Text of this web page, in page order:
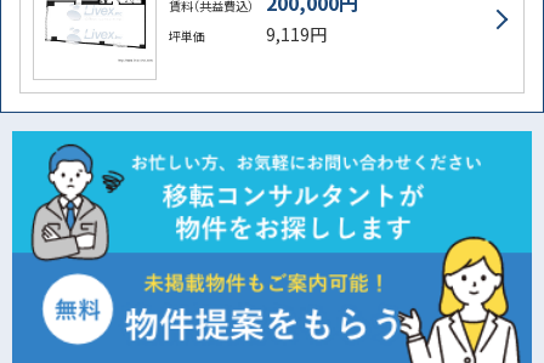
住所
から探す
路線・駅
から探す
賃料（共益費込）
坪単価 9,119円